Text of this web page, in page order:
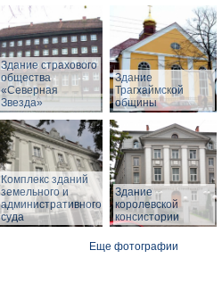
Здание страхового
общества
«Северная
Звезда»
Здание
Трагхаймской
общины
Комплекс зданий
земельного и
административного
суда
Здание
королевской
консистории
Еще фотографии